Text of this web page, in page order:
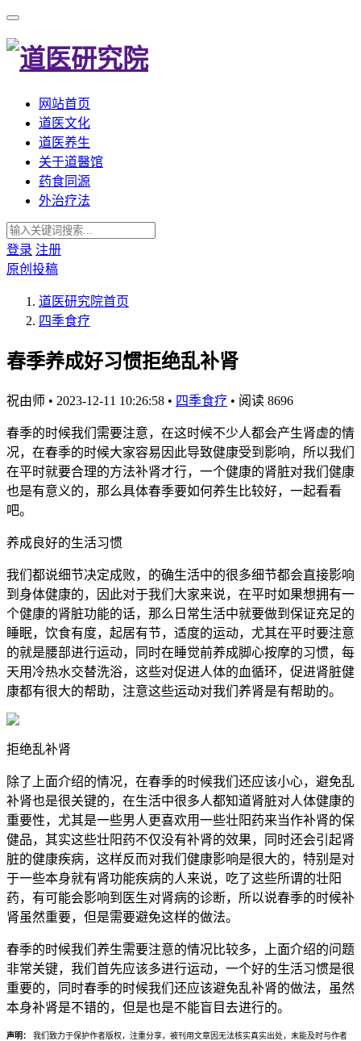
网站首页
道医文化
道医养生
关于道醫馆
药食同源
外治疗法
登录 注册
原创投稿
道医研究院首页
四季食疗
春季养成好习惯拒绝乱补肾
祝由师 • 2023-12-11 10:26:58 • 四季食疗 • 阅读 8696
春季的时候我们需要注意，在这时候不少人都会产生肾虚的情
况，在春季的时候大家容易因此导致健康受到影响，所以我们
在平时就要合理的方法补肾才行，一个健康的肾脏对我们健康
也是有意义的，那么具体春季要如何养生比较好，一起看看
吧。
养成良好的生活习惯
我们都说细节决定成败，的确生活中的很多细节都会直接影响
到身体健康的，因此对于我们大家来说，在平时如果想拥有一
个健康的肾脏功能的话，那么日常生活中就要做到保证充足的
睡眠，饮食有度，起居有节，适度的运动，尤其在平时要注意
的就是腰部进行运动，同时在睡觉前养成脚心按摩的习惯，每
天用冷热水交替洗浴，这些对促进人体的血循环，促进肾脏健
康都有很大的帮助，注意这些运动对我们养肾是有帮助的。
拒绝乱补肾
除了上面介绍的情况，在春季的时候我们还应该小心，避免乱
补肾也是很关键的，在生活中很多人都知道肾脏对人体健康的
重要性，尤其是一些男人更喜欢用一些壮阳药来当作补肾的保
健品，其实这些壮阳药不仅没有补肾的效果，同时还会引起肾
脏的健康疾病，这样反而对我们健康影响是很大的，特别是对
于一些本身就有肾功能疾病的人来说，吃了这些所谓的壮阳
药，有可能会影响到医生对肾病的诊断，所以说春季的时候补
肾虽然重要，但是需要避免这样的做法。
春季的时候我们养生需要注意的情况比较多，上面介绍的问题
非常关键，我们首先应该多进行运动，一个好的生活习惯是很
重要的，同时春季的时候我们还应该避免乱补肾的做法，虽然
本身补肾是不错的，但是也是不能盲目去进行的。
声明：
我们致力于保护作者版权，注重分享，被刊用文章因无法核实真实出处，未能及时与作者